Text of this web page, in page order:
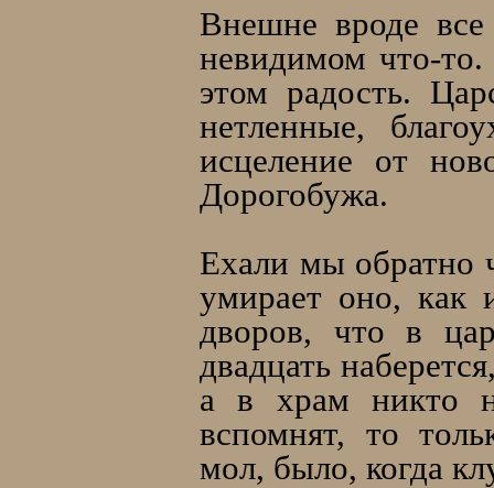
Внешне вроде
невидимом что-
этом радость.
нетленные,
исцеление от
Дорогобужа.
Ехали мы обратно
умирает оно, как
дворов, что в
двадцать
а в храм никто
вспомнят, то
мол, было, когда